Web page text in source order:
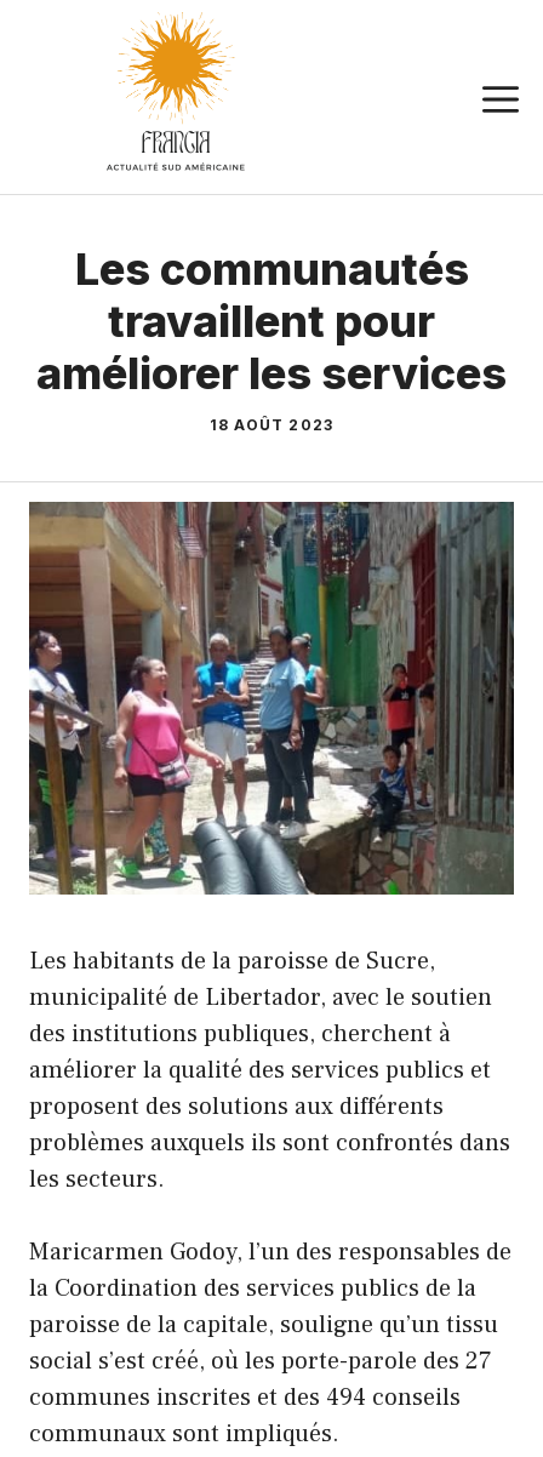
Les communautés
travaillent pour
améliorer les services
18 AOÛT 2023
Les habitants de la paroisse de Sucre,
municipalité de Libertador, avec le soutien
des institutions publiques, cherchent à
améliorer la qualité des services publics et
proposent des solutions aux différents
problèmes auxquels ils sont confrontés dans
les secteurs.
Maricarmen Godoy, l’un des responsables de
la Coordination des services publics de la
paroisse de la capitale, souligne qu’un tissu
social s’est créé, où les porte-parole des 27
communes inscrites et des 494 conseils
communaux sont impliqués.